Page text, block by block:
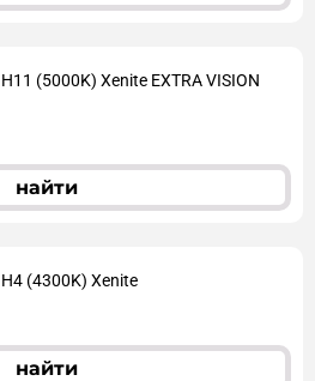
(5000K) Xenite EXTRA VISION
найти
(4300K) Xenite
найти